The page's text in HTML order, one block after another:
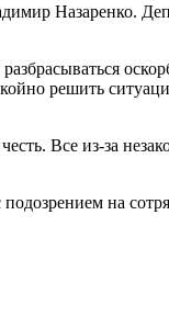
Назаренко.
решить
Все из-за
на